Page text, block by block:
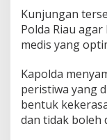
Kunjungan
Polda Riau
medis yang
Kapolda
peristiwa yang
bentuk
dan tidak boleh